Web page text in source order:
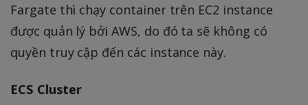
Fargate thì chạy container trên EC2 instance
được quản lý bởi AWS, do đó ta sẽ không có
quyền truy cập đến các instance này.
ECS Cluster